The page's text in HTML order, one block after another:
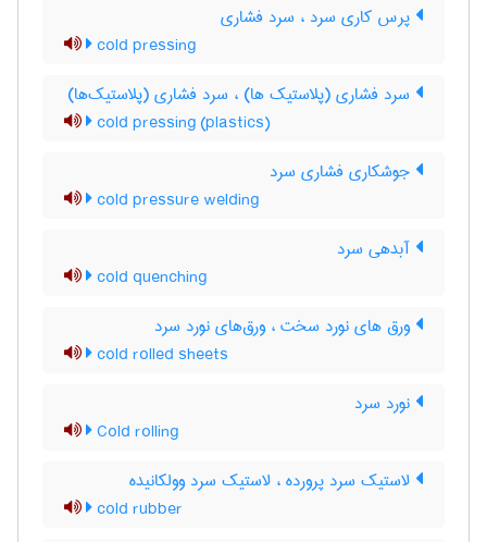
پرس کاری سرد ، سرد فشاری
cold pressing
سرد فشاری (پلاستیک ها) ، سرد فشاری (پلاستیک‌ها)
cold pressing (plastics)
جوشکاری فشاری سرد
cold pressure welding
آبدهی سرد
cold quenching
ورق های نورد سخت ، ورق‌های نورد سرد
cold rolled sheets
نورد سرد
Cold rolling
لاستیک سرد پرورده ، لاستیک سرد وولکانیده
cold rubber